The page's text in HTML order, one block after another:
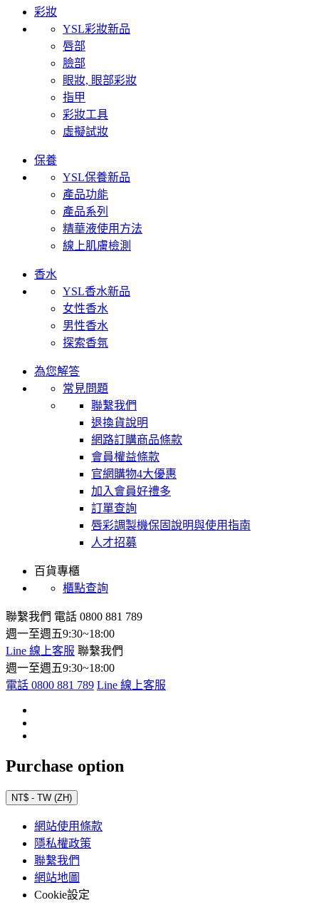
彩妝
YSL彩妝新品
唇部
臉部
眼妝, 眼部彩妝
指甲
彩妝工具
虛擬試妝
保養
YSL保養新品
產品功能
產品系列
精華液使用方法
線上肌膚檢測
香水
YSL香水新品
女性香水
男性香水
探索香氛
為您解答
常見問題
聯繫我們
退換貨說明
網路訂購商品條款
會員權益條款
官網購物4大優惠
加入會員好禮多
訂單查詢
唇彩調製機保固說明與使用指南
人才招募
百貨專櫃
櫃點查詢
聯繫我們 電話 0800 881 789
週一至週五9:30~18:00
Line 線上客服 聯繫我們
週一至週五9:30~18:00
電話 0800 881 789 Line 線上客服
Purchase option
NT$ - TW (ZH)
網站使用條款
隱私權政策
聯繫我們
網站地圖
Cookie設定